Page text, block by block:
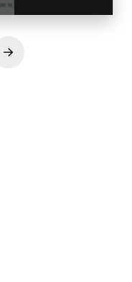
Next